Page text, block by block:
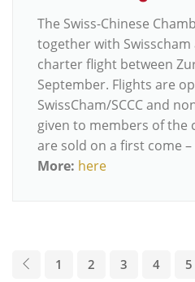
The Swiss-Chinese
together with
charter flight between
September. Flights are
SwissCham/SCCC and
given to members of the
are sold on a first come
More: here
1 2 3 4 5